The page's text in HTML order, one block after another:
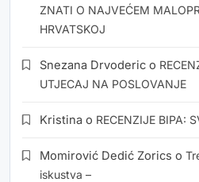
ZNATI O NAJVEĆEM
HRVATSKOJ
Snezana Drvoderic o
UTJECAJ NA POSLOVANJE
Kristina o RECENZIJE BIPA:
Momirović Dedić Zorics o
iskustva –